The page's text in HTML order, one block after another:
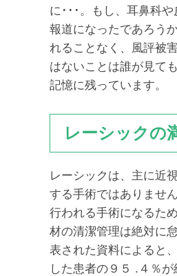
に･･･。もし、耳鼻科
報道になったであろう
れることなく、風評被
はないことは誰が見て
記憶に残っています。
レーシックの
レーシックは、主に近
する手術ではありませ
行われる手術になるた
材の清潔管理は絶対に
表された資料によると
した患者の９５ .４％